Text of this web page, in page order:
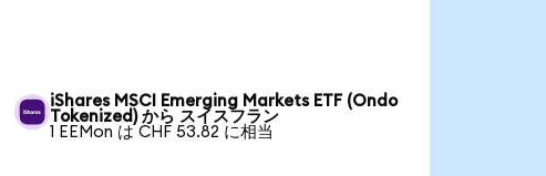
iShares MSCI Emerging Markets ETF (Ondo
Tokenized) から スイスフラン
1 EEMon は CHF 53.82 に相当